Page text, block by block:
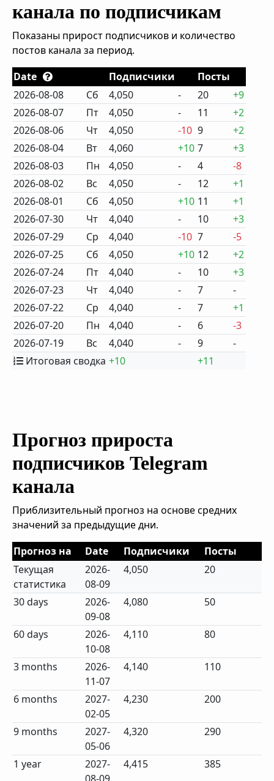
канала по подписчикам
Показаны прирост подписчиков и количество
постов канала за период.
Date
Подписчики
Посты
2026-08-08
Сб 4,050 - 20
+9
2026-08-07
Пт 4,050 - 11
+2
2026-08-06
Чт 4,050 -10 9
+2
2026-08-04
Вт 4,060 +10 7
+3
2026-08-03
Пн 4,050 - 4
-8
2026-08-02
Вс 4,050 - 12
+1
2026-08-01
Сб 4,050 +10 11
+1
2026-07-30
Чт 4,040 - 10
+3
2026-07-29
Ср 4,040 -10 7
-5
2026-07-25
Сб 4,050 +10 12
+2
2026-07-24
Пт 4,040 - 10
+3
2026-07-23
Чт 4,040 - 7
-
2026-07-22
Ср 4,040 - 7
+1
2026-07-20
Пн 4,040 - 6
-3
2026-07-19
Вс 4,040 - 9
-
Итоговая сводка +10 +11
Прогноз прироста
подписчиков Telegram
канала
Приблизительный прогноз на основе средних
значений за предыдущие дни.
Прогноз на
Date Подписчики
Посты
Текущая
статистика
2026-
08-09
4,050 20
30 days
2026-
09-08
4,080 50
60 days
2026-
10-08
4,110 80
3 months
2026-
11-07
4,140 110
6 months
2027-
02-05
4,230 200
9 months
2027-
05-06
4,320 290
1 year
2027-
4,415 385